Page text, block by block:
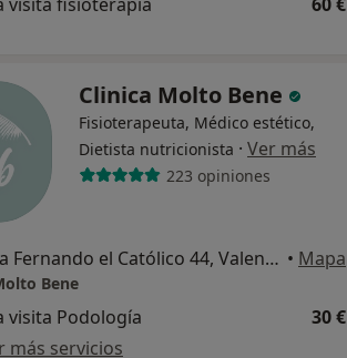
Clinica Molto Bene
Fisioterapeuta, Médico estético,
Dietista nutricionista · Ver más
223 opiniones
Gran Vía Fernando el Católico 44, Valencia • Mapa
Bene
visita Podología
30 €
más servicios